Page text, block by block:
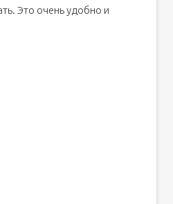
Это очень удобно и